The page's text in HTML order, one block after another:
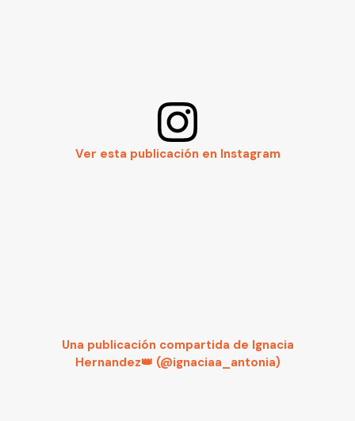
Ver esta publicación en Instagram
Una publicación compartida de Ignacia
Hernandez👑 (@ignaciaa_antonia)